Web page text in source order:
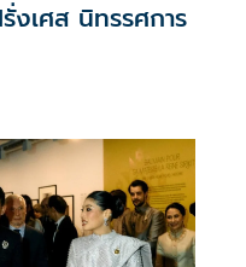
งเศส นิทรรศการ